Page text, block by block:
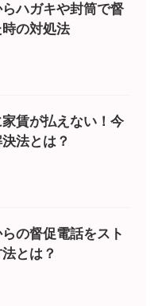
ハガキや封筒で督
の対処法
賃が払えない！今
法とは？
の督促電話をスト
とは？